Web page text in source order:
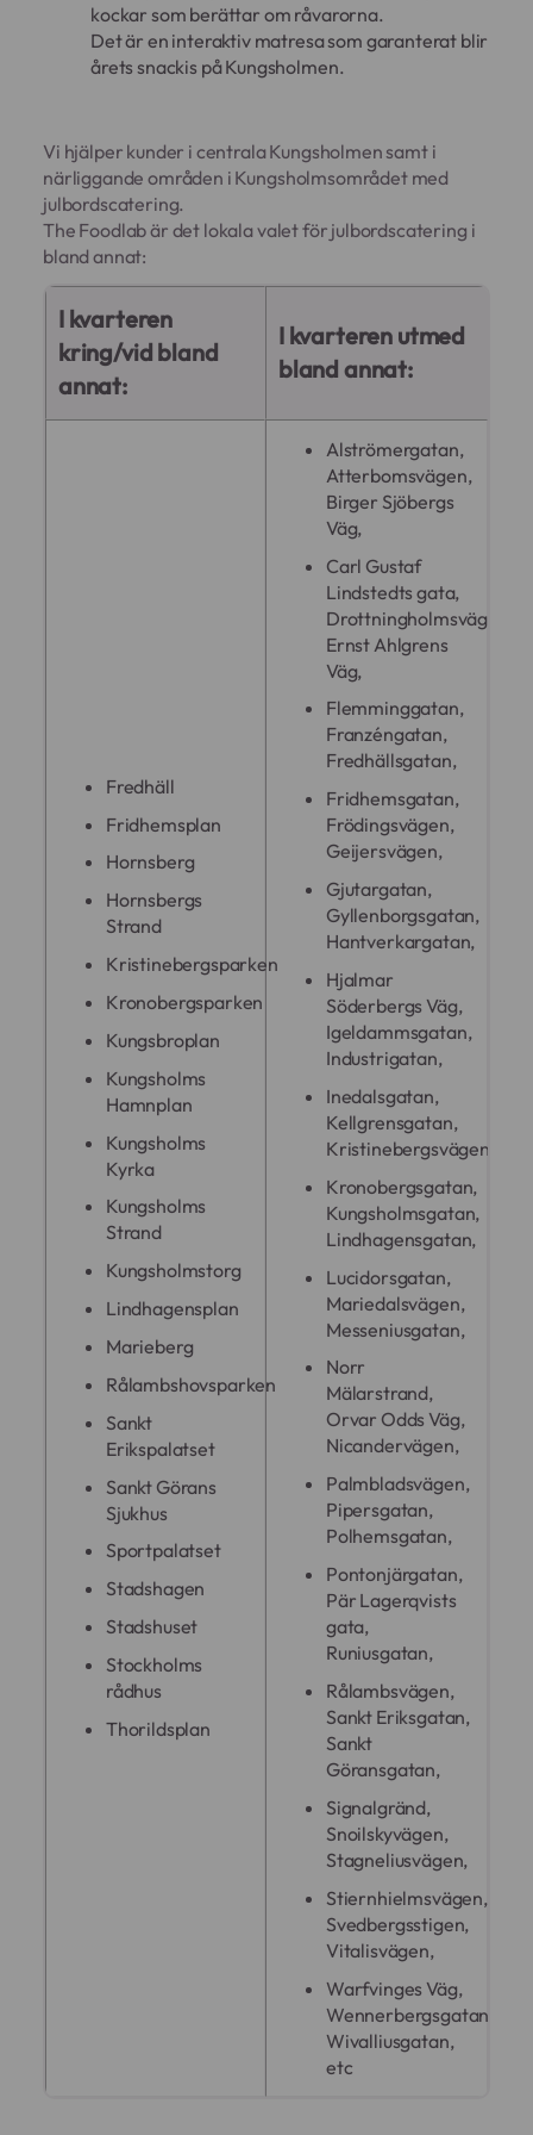
kockar som berättar om råvarorna.
Det är en interaktiv matresa som garanterat blir
årets snackis på Kungsholmen.
Vi hjälper kunder i centrala Kungsholmen samt i
närliggande områden i Kungsholmsområdet med
julbordscatering.
The Foodlab är det lokala valet för julbordscatering i
bland annat:
I kvarteren
kring/vid bland
annat:
I kvarteren utmed
bland annat:
Fredhäll
Fridhemsplan
Hornsberg
Hornsbergs
Strand
Kristinebergsparken
Kronobergsparken
Kungsbroplan
Kungsholms
Hamnplan
Kungsholms
Kyrka
Kungsholms
Strand
Kungsholmstorg
Lindhagensplan
Marieberg
Rålambshovsparken
Sankt
Erikspalatset
Sankt Görans
Sjukhus
Sportpalatset
Stadshagen
Stadshuset
Stockholms
rådhus
Thorildsplan
Alströmergatan,
Atterbomsvägen,
Birger Sjöbergs
Väg,
Carl Gustaf
Lindstedts gata,
Drottningholmsvägen,
Ernst Ahlgrens
Väg,
Flemminggatan,
Franzéngatan,
Fredhällsgatan,
Fridhemsgatan,
Frödingsvägen,
Geijersvägen,
Gjutargatan,
Gyllenborgsgatan,
Hantverkargatan,
Hjalmar
Söderbergs Väg,
Igeldammsgatan,
Industrigatan,
Inedalsgatan,
Kellgrensgatan,
Kristinebergsvägen,
Kronobergsgatan,
Kungsholmsgatan,
Lindhagensgatan,
Lucidorsgatan,
Mariedalsvägen,
Messeniusgatan,
Norr
Mälarstrand,
Orvar Odds Väg,
Nicandervägen,
Palmbladsvägen,
Pipersgatan,
Polhemsgatan,
Pontonjärgatan,
Pär Lagerqvists
gata,
Runiusgatan,
Rålambsvägen,
Sankt Eriksgatan,
Sankt
Göransgatan,
Signalgränd,
Snoilskyvägen,
Stagneliusvägen,
Stiernhielmsvägen,
Svedbergsstigen,
Vitalisvägen,
Warfvinges Väg,
Wennerbergsgatan,
Wivalliusgatan,
etc
anpassade
annonser